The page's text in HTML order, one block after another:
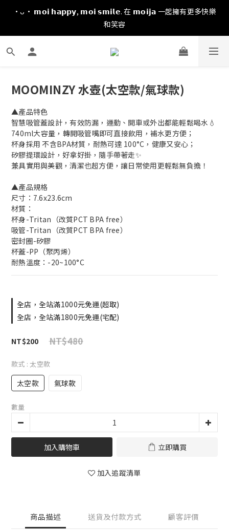
·ᴗ· 𝗺𝗼𝗶 𝗵𝗮𝗽𝗽𝘆, 𝗺𝗼𝗶 𝘀𝗺𝗶𝗹𝗲. 在 𝗺𝗼𝗶𝗷𝗮 一起擁有更多快樂
和笑容
MOOMINZY 水壺(太空款/氣球款)
▲產品特色
智慧吸管蓋設計，有效防漏，運動、開車或外出都能輕鬆喝水💧
740ml大容量，轉開吸管嘴即可直接飲用，補水更方便；
杯身採用 不含BPA材質，耐熱可達 100°C，健康又安心；
矽膠提環設計，好拿好掛，隨手帶著走✨
兼具實用與美觀，清潔也超方便，讓日常使用更輕鬆無負擔！
▲產品規格
尺寸：7.6x23.6cm
材質：
杯身-Tritan（改質PCT BPA free）
吸管-Tritan（改質PCT BPA free）
密封圈-矽膠
杯蓋-PP（聚丙烯）
耐熱溫度：-20~100°C
全店，全站滿1000元免運(超取)
全店，全站滿1800元免運(宅配)
NT$480
NT$200
款式 : 太空款
太空款 氣球款
數量
加入購物車 立即購買
加入追蹤清單
商品描述 送貨及付款方式 顧客評價